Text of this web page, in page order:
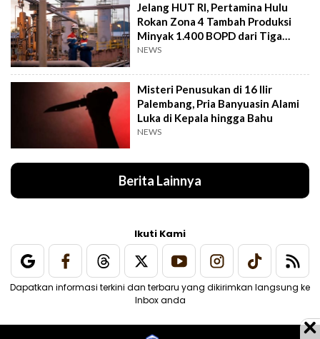
Jelang HUT RI, Pertamina Hulu
Rokan Zona 4 Tambah Produksi
Minyak 1.400 BOPD dari Tiga
Sumur Baru
NEWS
Misteri Penusukan di 16 Ilir
Palembang, Pria Banyuasin Alami
Luka di Kepala hingga Bahu
NEWS
Berita Lainnya
Ikuti Kami
Dapatkan informasi terkini dan terbaru yang dikirimkan langsung ke
Inbox anda